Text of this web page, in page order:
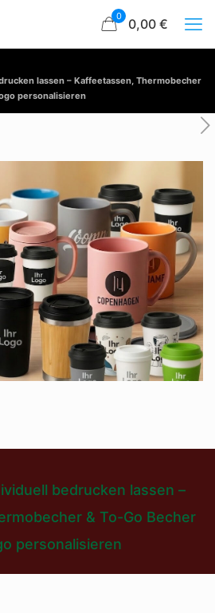
0 0,00 €
lassen – Kaffeetassen, Thermobecher
personalisieren
bedrucken lassen –
& To-Go Becher
personalisieren